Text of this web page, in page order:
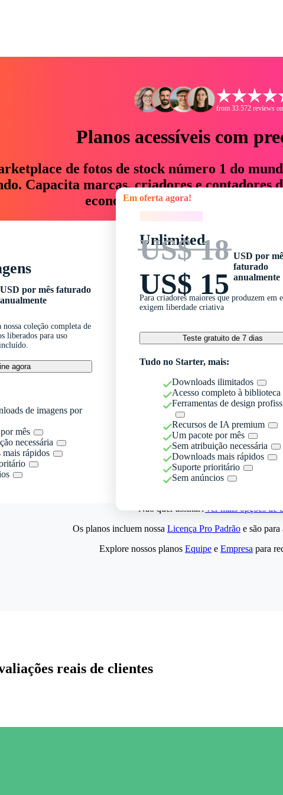
from 33.572 reviews
Planos acessíveis com
de fotos de stock número 1 do
Capacita marcas, criadores e contadores
economizam até 76% em tempo
USD por mês faturado
anualmente
nossa coleção completa de
liberados para uso
agora
de imagens por
mês
necessária
rápidos
Em oferta agora!
Unlimited
US$ 18
US$ 15
USD por
faturado
anualmente
Para criadores maiores que produzem em
exigem liberdade criativa
Teste gratuito de 7 dias
Tudo no Starter, mais:
Downloads ilimitados
Acesso completo à biblioteca
Ferramentas de design
Recursos de IA premium
Um pacote por mês
Sem atribuição necessária
Downloads mais rápidos
Suporte prioritário
Sem anúncios
Não quer assinar?Ver mais opções de
Os planos incluem nossa Licença Pro Padrão e são
Explore nossos planos Equipe e Empresa para
reais de clientes